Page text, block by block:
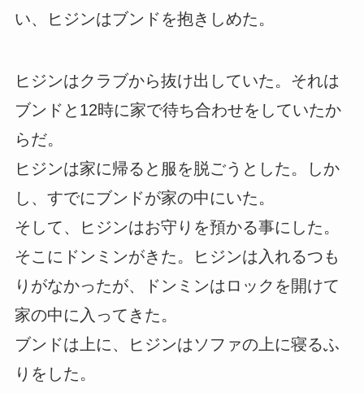
い、ヒジンはブンドを抱きしめた。
ヒジンはクラブから抜け出していた。それは
ブンドと12時に家で待ち合わせをしていたか
らだ。
ヒジンは家に帰ると服を脱ごうとした。しか
し、すでにブンドが家の中にいた。
そして、ヒジンはお守りを預かる事にした。
そこにドンミンがきた。ヒジンは入れるつも
りがなかったが、ドンミンはロックを開けて
家の中に入ってきた。
ブンドは上に、ヒジンはソファの上に寝るふ
りをした。